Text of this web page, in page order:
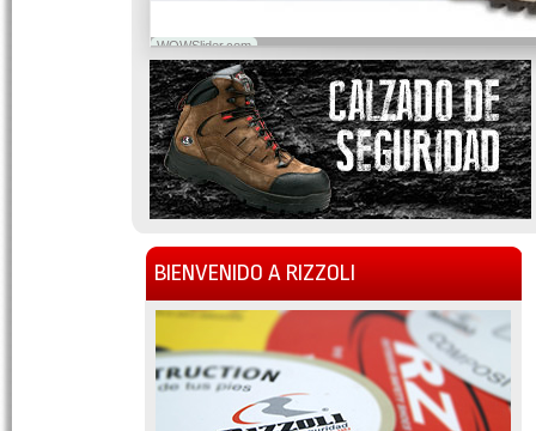
WOWSlider.com
BIENVENIDO A RIZZOLI